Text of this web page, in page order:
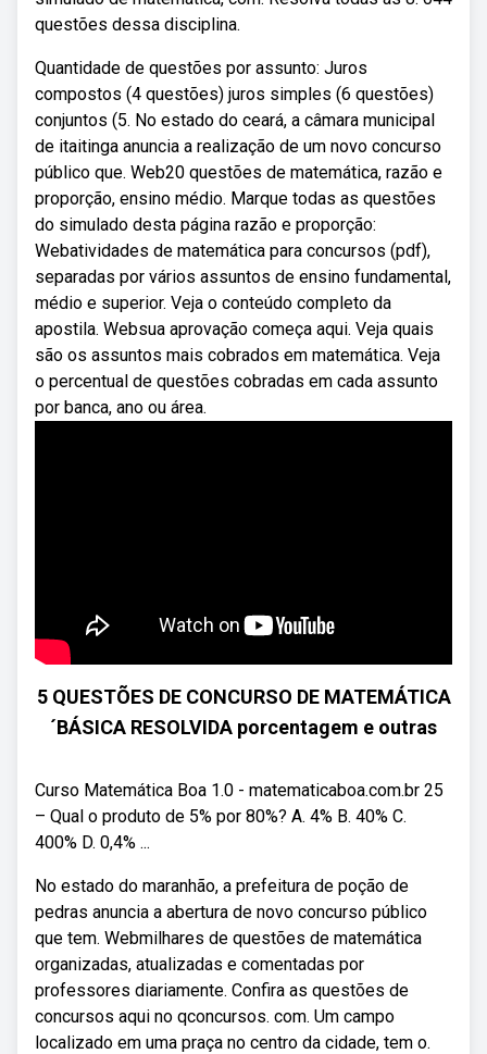
questões dessa disciplina.
Quantidade de questões por assunto: Juros
compostos (4 questões) juros simples (6 questões)
conjuntos (5. No estado do ceará, a câmara municipal
de itaitinga anuncia a realização de um novo concurso
público que. Web20 questões de matemática, razão e
proporção, ensino médio. Marque todas as questões
do simulado desta página razão e proporção:
Webatividades de matemática para concursos (pdf),
separadas por vários assuntos de ensino fundamental,
médio e superior. Veja o conteúdo completo da
apostila. Websua aprovação começa aqui. Veja quais
são os assuntos mais cobrados em matemática. Veja
o percentual de questões cobradas em cada assunto
por banca, ano ou área.
5 QUESTÕES DE CONCURSO DE MATEMÁTICA
´BÁSICA RESOLVIDA porcentagem e outras
Curso Matemática Boa 1.0 - matematicaboa.com.br 25
– Qual o produto de 5% por 80%? A. 4% B. 40% C.
400% D. 0,4% ...
No estado do maranhão, a prefeitura de poção de
pedras anuncia a abertura de novo concurso público
que tem. Webmilhares de questões de matemática
organizadas, atualizadas e comentadas por
professores diariamente. Confira as questões de
concursos aqui no qconcursos. com. Um campo
localizado em uma praça no centro da cidade, tem o.